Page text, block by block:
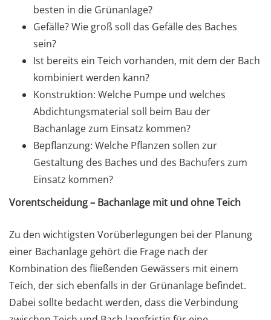
besten in die Grünanlage?
Gefälle? Wie groß soll das Gefälle des Baches
sein?
Ist bereits ein Teich vorhanden, mit dem der Bach
kombiniert werden kann?
Konstruktion: Welche Pumpe und welches
Abdichtungsmaterial soll beim Bau der
Bachanlage zum Einsatz kommen?
Bepflanzung: Welche Pflanzen sollen zur
Gestaltung des Baches und des Bachufers zum
Einsatz kommen?
Vorentscheidung – Bachanlage mit und ohne Teich
Zu den wichtigsten Vorüberlegungen bei der Planung
einer Bachanlage gehört die Frage nach der
Kombination des fließenden Gewässers mit einem
Teich, der sich ebenfalls in der Grünanlage befindet.
Dabei sollte bedacht werden, dass die Verbindung